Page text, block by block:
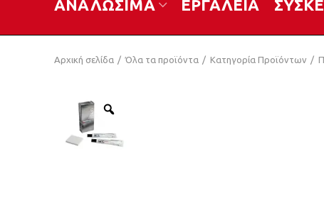
ΑΝΑΛΩΣΙΜΑ ΕΡΓΑΛΕΙΑ
Αρχική σελίδα Όλα τα προϊόντα Κατηγορία Προϊόντων